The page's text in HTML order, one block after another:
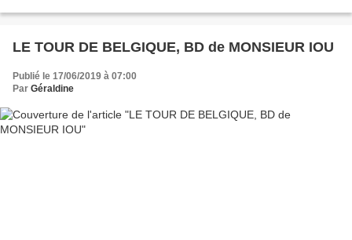
LE TOUR DE BELGIQUE, BD de MONSIEUR IOU
Publié le 17/06/2019 à 07:00
Par Géraldine